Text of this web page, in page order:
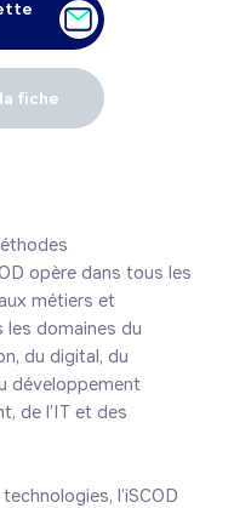
fiche
opère dans tous les
métiers et
les domaines du
du digital, du
développement
de l’IT et des
l’iSCOD